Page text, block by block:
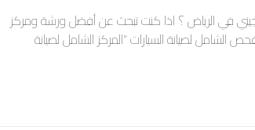
في الرياض ؟ اذا كنت تبحث عن أفضل ورشة ومركز
الشامل لصيانة السيارات “المركز الشامل لصيانة